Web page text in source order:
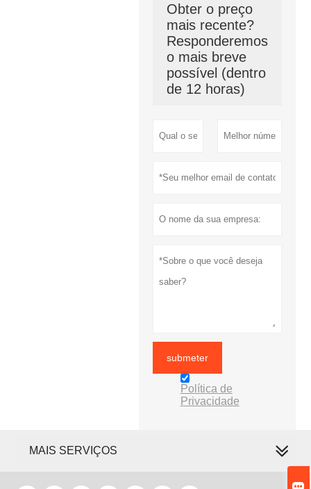
Obter o preço
mais recente?
Responderemos
o mais breve
possível (dentro
de 12 horas)
submeter
Política de
Privacidade
MAIS SERVIÇOS